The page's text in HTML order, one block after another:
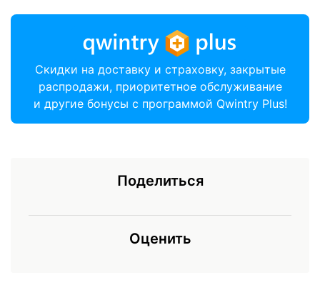
Скидки на доставку и страховку, закрытые
распродажи, приоритетное обслуживание
и другие бонусы с программой Qwintry Plus!
Поделиться
Оценить